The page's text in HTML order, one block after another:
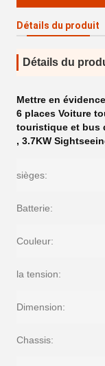
Détails du produit
Détails du
Mettre en
6 places Voiture
touristique et bus
, 3.7KW
sièges:
Batterie:
Couleur:
la tension:
Dimension:
Chassis: